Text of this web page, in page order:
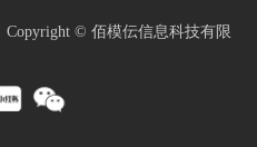
Copyright © 佰模伝信息科技有限